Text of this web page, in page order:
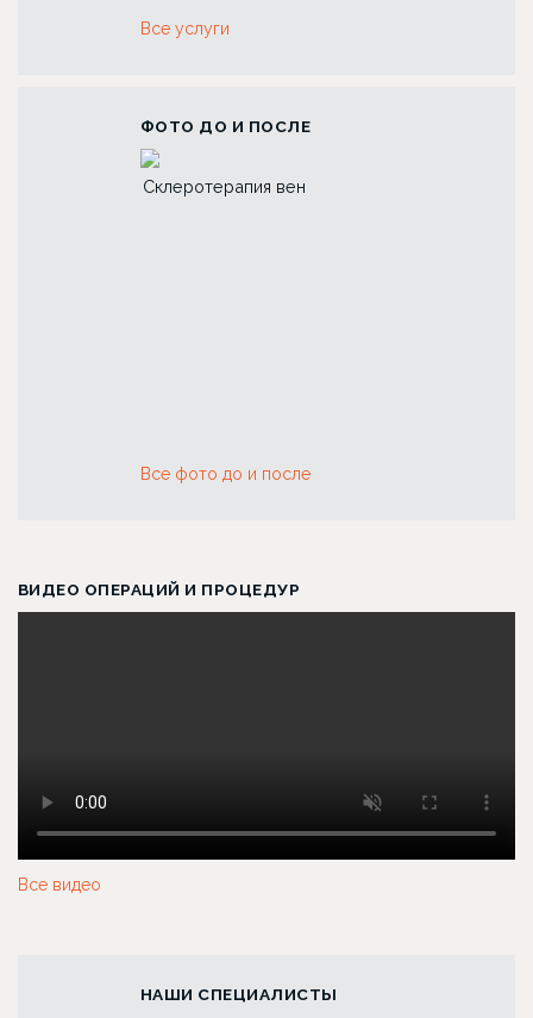
Все услуги
ФОТО ДО И ПОСЛЕ
Склеротерапия вен
Все фото до и после
ВИДЕО ОПЕРАЦИЙ И ПРОЦЕДУР
Все видео
НАШИ СПЕЦИАЛИСТЫ